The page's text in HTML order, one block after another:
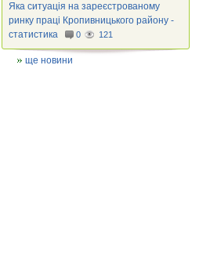
Яка ситуація на зареєстрованому
ринку праці Кропивницького району -
статистика
0 121
ще новини